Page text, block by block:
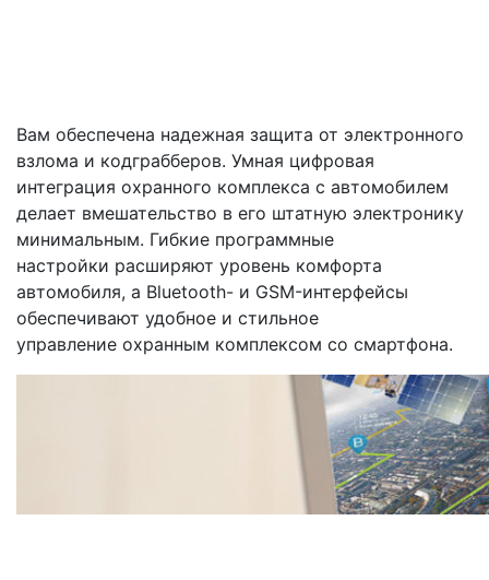
Вам обеспечена надежная защита от электронного
взлома и кодграбберов. Умная цифровая
интеграция охранного комплекса с автомобилем
делает вмешательство в его штатную электронику
минимальным. Гибкие программные
настройки расширяют уровень комфорта
автомобиля, а Bluetooth- и GSM-интерфейсы
обеспечивают удобное и стильное
управление охранным комплексом со смартфона.